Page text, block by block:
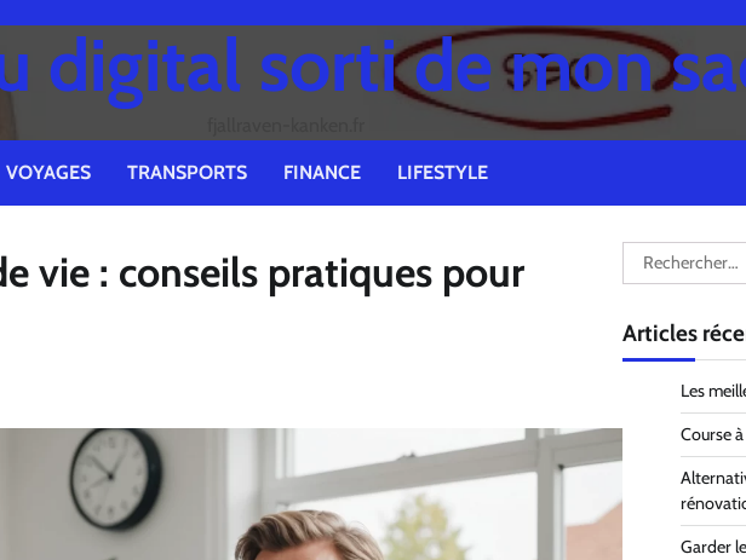
digital sorti de mon
VOYAGES TRANSPORTS FINANCE LIFESTYLE
vie : conseils pratiques pour
Rechercher :
Articles
Les
Course
Garder